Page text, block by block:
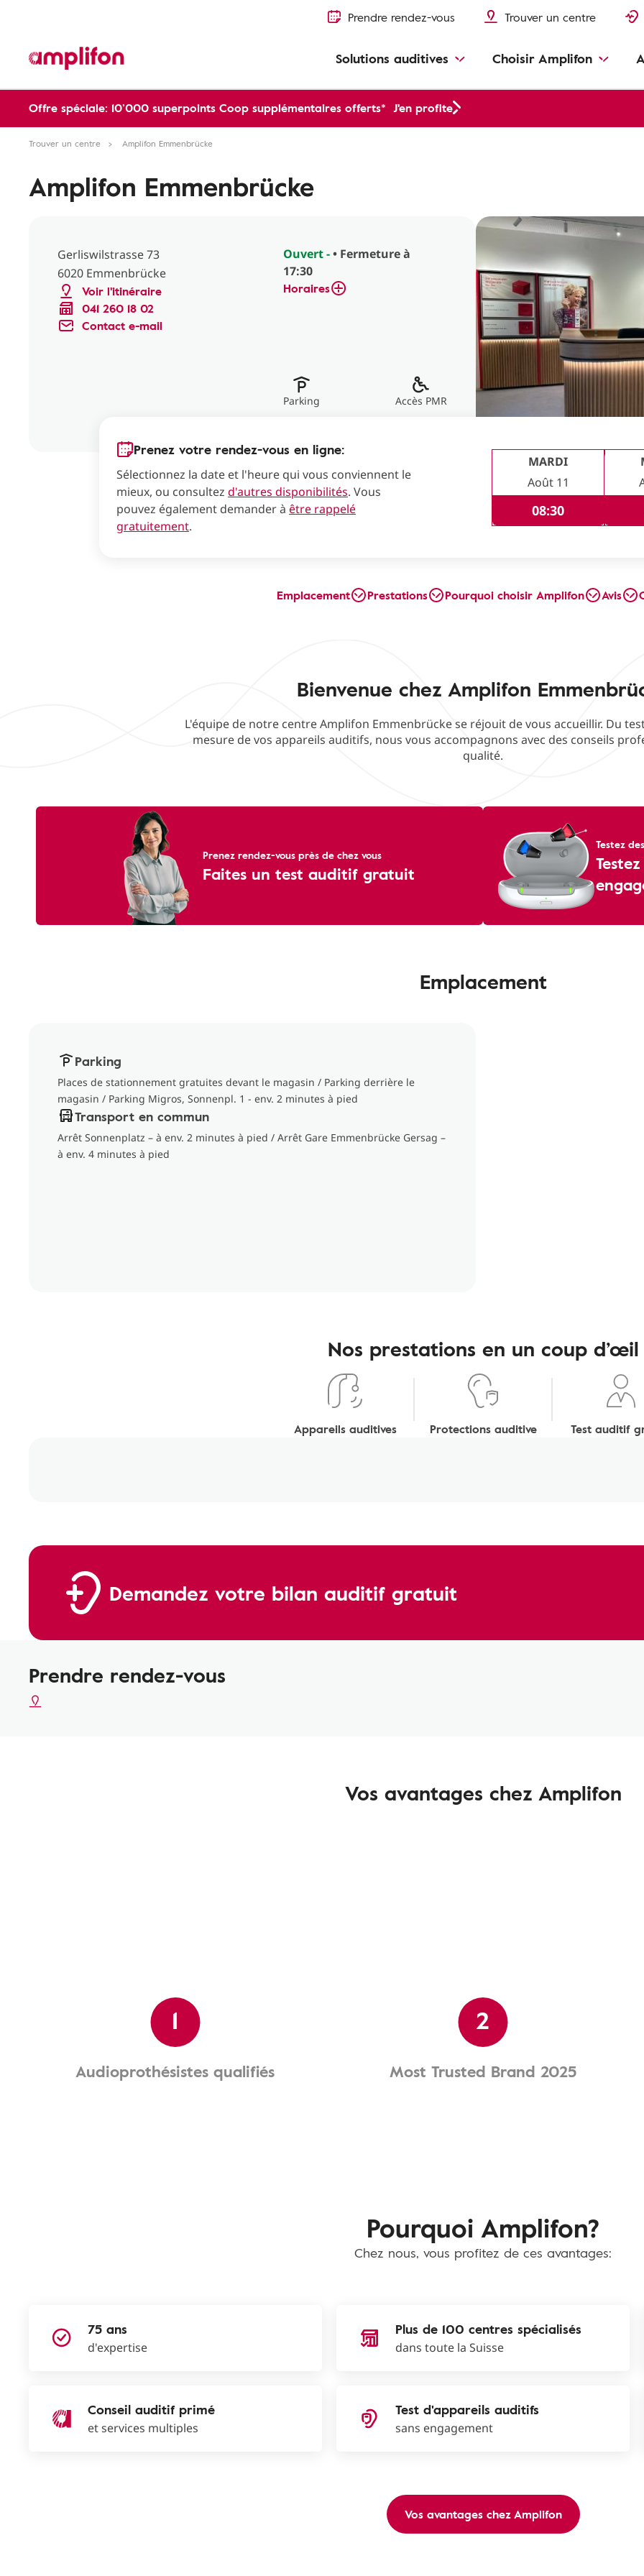
Prendre rendez-vous Trouver un centre
Solutions auditives Choisir Amplifon
Offre spéciale: 10’000 superpoints Coop supplémentaires offerts* J'en profite
Trouver un centre Amplifon Emmenbrücke
Amplifon Emmenbrücke
Gerliswilstrasse 73
6020 Emmenbrücke
Voir l'itinéraire
041 260 18 02
Contact e-mail
Ouvert -• Fermeture à
17:30
Horaires
Parking Accès PMR
Prenez votre rendez-vous en ligne:
Sélectionnez la date et l'heure qui vous conviennent le
mieux, ou consultez d'autres disponibilités. Vous
pouvez également demander à être rappelé
gratuitement.
MARDI
Août 11
08:30
Emplacement Prestations Pourquoi choisir Amplifon Avis
Bienvenue chez Amplifon
L'équipe de notre centre Amplifon Emmenbrücke se réjouit de vous accueillir. Du
mesure de vos appareils auditifs, nous vous accompagnons avec des conseils
qualité.
Prenez rendez-vous près de chez vous
Faites un test auditif gratuit
Testez
Emplacement
Parking
Places de stationnement gratuites devant le magasin / Parking derrière le
magasin / Parking Migros, Sonnenpl. 1 - env. 2 minutes à pied
Transport en commun
Arrêt Sonnenplatz – à env. 2 minutes à pied / Arrêt Gare Emmenbrücke Gersag –
à env. 4 minutes à pied
Nos prestations en un coup d’œil
Appareils auditives Protections auditive Test auditif
Demandez votre bilan auditif gratuit
Prendre rendez-vous
Vos avantages chez Amplifon
1
Audioprothésistes qualifiés
2
Most Trusted Brand 2025
Pourquoi Amplifon?
Chez nous, vous profitez de ces avantages:
75 ans
d'expertise
Plus de 100 centres spécialisés
dans toute la Suisse
Conseil auditif primé
et services multiples
Test d'appareils auditifs
sans engagement
Vos avantages chez Amplifon